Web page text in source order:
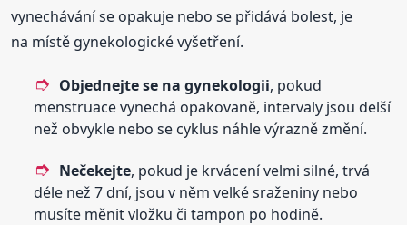
vynechávání se opakuje nebo se přidává bolest, je
na místě gynekologické vyšetření.
Objednejte se na gynekologii, pokud
menstruace vynechá opakovaně, intervaly jsou delší
než obvykle nebo se cyklus náhle výrazně změní.
Nečekejte, pokud je krvácení velmi silné, trvá
déle než 7 dní, jsou v něm velké sraženiny nebo
musíte měnit vložku či tampon po hodině.